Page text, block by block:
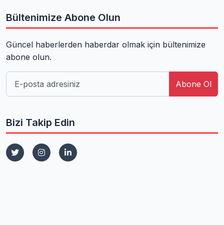
Bültenimize Abone Olun
Güncel haberlerden haberdar olmak için bültenimize
abone olun.
Abone Ol
Bizi Takip Edin